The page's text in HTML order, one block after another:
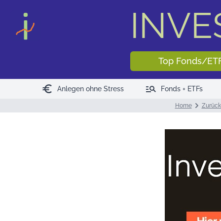
Top Fonds/
euro Anlegen ohne Stress manage_search Fonds + ETFs
Home